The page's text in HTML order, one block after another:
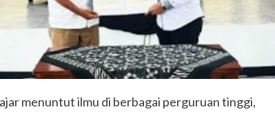
menuntut ilmu di berbagai perguruan tinggi,